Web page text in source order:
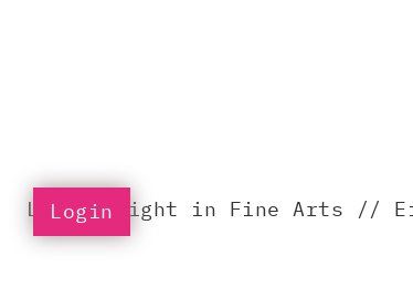
LIFA – Light in Fine Arts //
Login